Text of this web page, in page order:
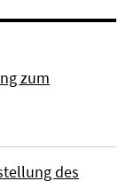
zum
des